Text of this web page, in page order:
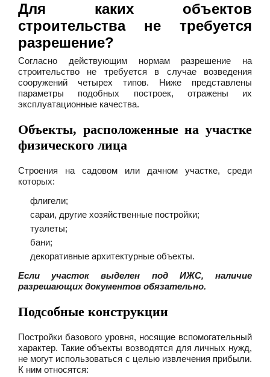
Для каких объектов
строительства не требуется
разрешение?
Согласно действующим нормам разрешение на
строительство не требуется в случае возведения
сооружений четырех типов. Ниже представлены
параметры подобных построек, отражены их
эксплуатационные качества.
Объекты, расположенные на участке
физического лица
Строения на садовом или дачном участке, среди
которых:
флигели;
сараи, другие хозяйственные постройки;
туалеты;
бани;
декоративные архитектурные объекты.
Если участок выделен под ИЖС, наличие
разрешающих документов обязательно.
Подсобные конструкции
Постройки базового уровня, носящие вспомогательный
характер. Такие объекты возводятся для личных нужд,
не могут использоваться с целью извлечения прибыли.
К ним относятся: